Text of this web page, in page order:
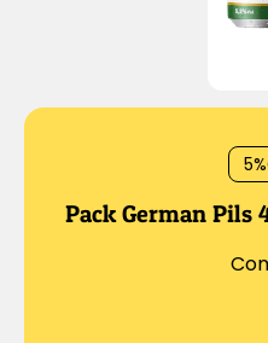
5%
Pack German Pils